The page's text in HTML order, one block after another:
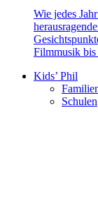
Wie jedes
Filmmusik bis
Kids’ Phil
Schulen